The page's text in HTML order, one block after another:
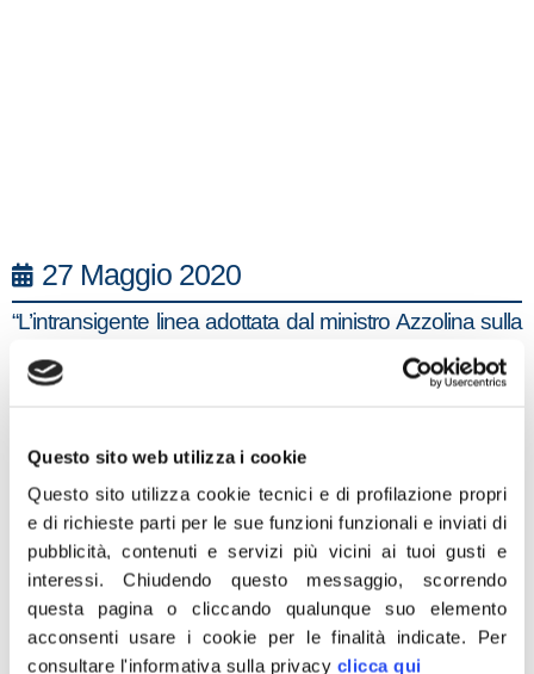
Questo sito web utilizza i cookie
Questo sito utilizza cookie tecnici e di profilazione propri
e di richieste parti per le sue funzioni funzionali e inviati di
pubblicità, contenuti e servizi più vicini ai tuoi gusti e
interessi.Chiudendo questo messaggio, scorrendo
questa pagina o cliccando qualunque suo elemento
acconsenti usare i cookie per le finalità indicate. Per
consultare l'informativa sulla privacy clicca qui
27 Maggio 2020
“L’intransigente linea adottata dal ministro Azzolina sulla
stabilizzazione dell’organico docenti, aggiunge ancora
più incertezza sul futuro della scuola. La strada
svolgersi a settembre, quindi proprio all’inizio dell’anno
scolastico è palesemente sbagliata. Fratelli d’Italia si
opporrà a questa imposizione che anche parte della
maggioranza non condivide, poiché non rappresenta la
panacea. Ci attendono mesi economicamente molto
critici e il momento storico emergenziale impone una
riduzione delle spese superflue: lo Stato non può